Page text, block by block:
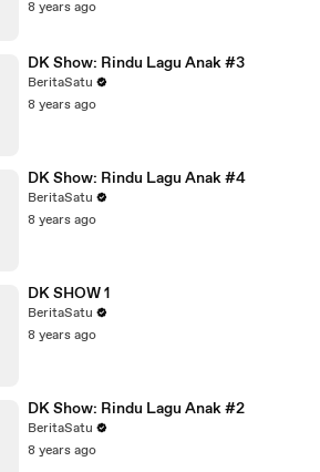
8 years ago
DK Show: Rindu Lagu Anak #3
BeritaSatu
8 years ago
DK Show: Rindu Lagu Anak #4
BeritaSatu
8 years ago
DK SHOW 1
BeritaSatu
8 years ago
DK Show: Rindu Lagu Anak #2
BeritaSatu
8 years ago